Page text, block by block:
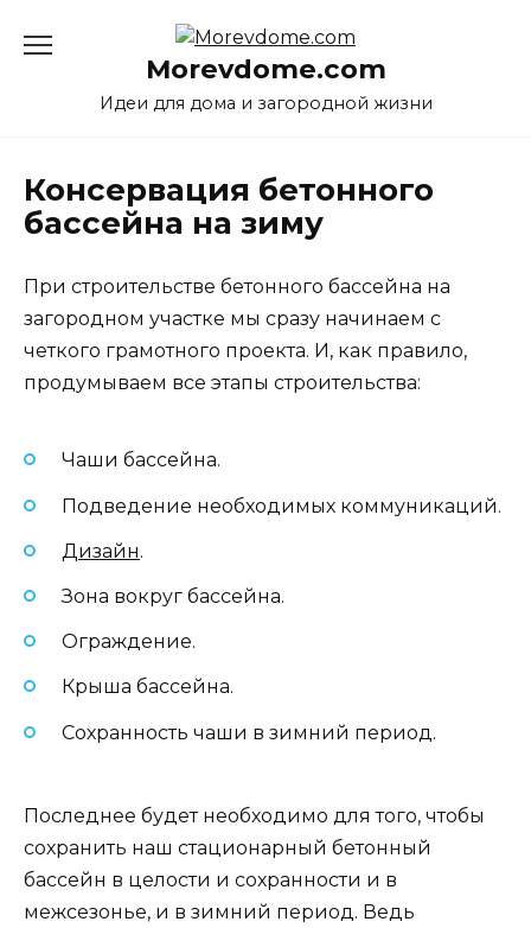
Morevdome.com
Идеи для дома и загородной жизни
Консервация бетонного
бассейна на зиму
При строительстве бетонного бассейна на
загородном участке мы сразу начинаем с
четкого грамотного проекта. И, как правило,
продумываем все этапы строительства:
Чаши бассейна.
Подведение необходимых коммуникаций.
Дизайн.
Зона вокруг бассейна.
Ограждение.
Крыша бассейна.
Сохранность чаши в зимний период.
Последнее будет необходимо для того, чтобы
сохранить наш стационарный бетонный
бассейн в целости и сохранности и в
межсезонье, и в зимний период. Ведь